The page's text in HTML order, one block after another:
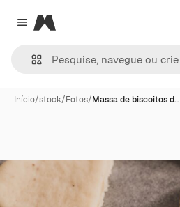
Close menu
Magnific
Início/stock/Fotos/Massa de biscoitos d…